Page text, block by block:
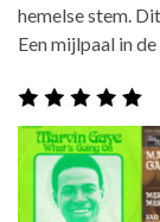
hemelse stem.
Een mijlpaal in